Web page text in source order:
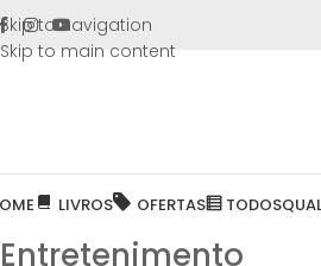
Skip to navigation
Skip to main content
LIVROS OFERTAS TODOS
Entretenimento